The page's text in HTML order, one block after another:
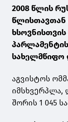
2008 წლის
წლისთავთან
ხსოვნისთვის
სახელმწიფო
აგვისტოს
იმსხვერპლა,
შორის 1 045